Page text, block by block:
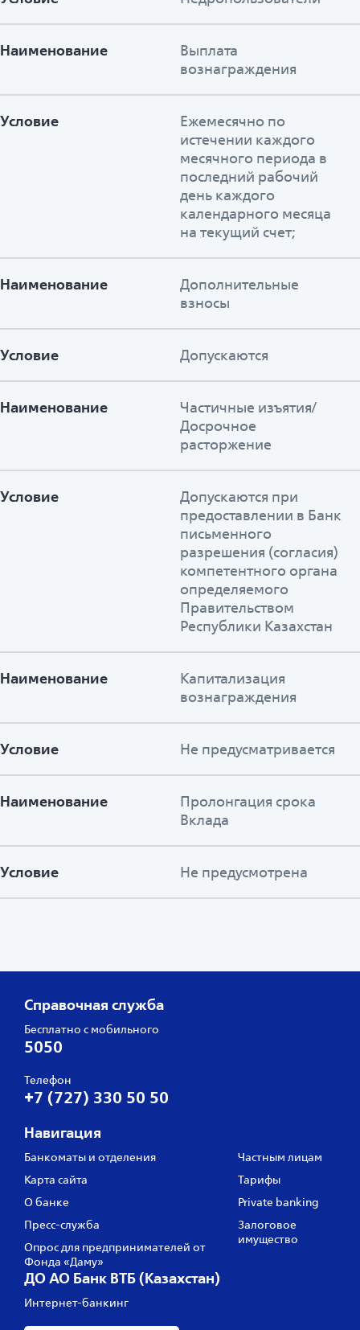
Наименование
Условие
Выплата
вознаграждения
Ежемесячно по
истечении каждого
месячного периода в
последний рабочий
день каждого
календарного месяца
на текущий счет;
Наименование
Условие
Дополнительные
взносы
Допускаются
Наименование
Условие
Частичные изъятия/
Досрочное
расторжение
Допускаются при
предоставлении в Банк
письменного
разрешения (согласия)
компетентного органа
определяемого
Правительством
Республики Казахстан
Наименование
Условие
Капитализация
вознаграждения
Не предусматривается
Наименование
Условие
Пролонгация срока
Вклада
Не предусмотрена
Справочная служба
Бесплатно с мобильного
5050
Телефон
+7 (727) 330 50 50
Навигация
Банкоматы и отделения
Карта сайта
О банке
Пресс‑служба
Опрос для предпринимателей от
Фонда «Даму»
Частным лицам
Тарифы
Private banking
Залоговое
имущество
ДО АО Банк ВТБ (Казахстан)
Интернет-банкинг